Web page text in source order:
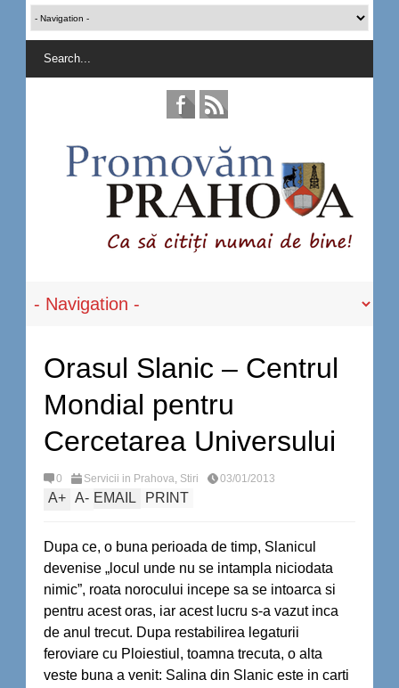
Orasul Slanic – Centrul
Mondial pentru
Cercetarea Universului
0 Servicii in Prahova, Stiri 03/01/2013
A+ A- EMAIL PRINT
Dupa ce, o buna perioada de timp, Slanicul
devenise „locul unde nu se intampla niciodata
nimic”, roata norocului incepe sa se intoarca si
pentru acest oras, iar acest lucru s-a vazut inca
de anul trecut. Dupa restabilirea legaturii
feroviare cu Ploiestiul, toamna trecuta, o alta
veste buna a venit: Salina din Slanic este in carti